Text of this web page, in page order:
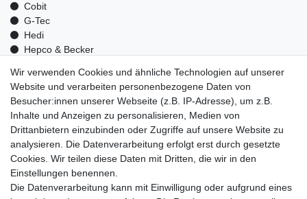
Cobit
G-Tec
Hedi
Hepco & Becker
Optrel
Pressol
Telwin
Mehr über uns
Zahlungsarten
Versand
Kontakt
Wir verwenden Cookies und ähnliche Technologien auf unserer
Website und verarbeiten personenbezogene Daten von
Besucher:innen unserer Webseite (z.B. IP-Adresse), um z.B.
Inhalte und Anzeigen zu personalisieren, Medien von
Drittanbietern einzubinden oder Zugriffe auf unsere Website zu
analysieren. Die Datenverarbeitung erfolgt erst durch gesetzte
Cookies. Wir teilen diese Daten mit Dritten, die wir in den
Einstellungen benennen.
Die Datenverarbeitung kann mit Einwilligung oder aufgrund eines